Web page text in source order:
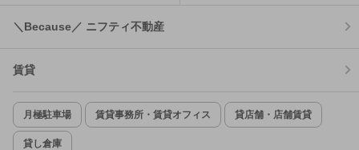
＼Because／ ニフティ不動産
賃貸
月極駐車場 賃貸事務所・賃貸オフィス 貸店舗・店舗賃貸
貸し倉庫